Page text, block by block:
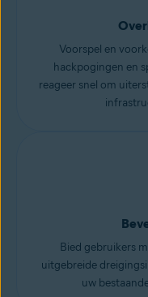
Voorspel en
hackpogingen en
reageer snel om
Bied gebruikers
uitgebreide
uw